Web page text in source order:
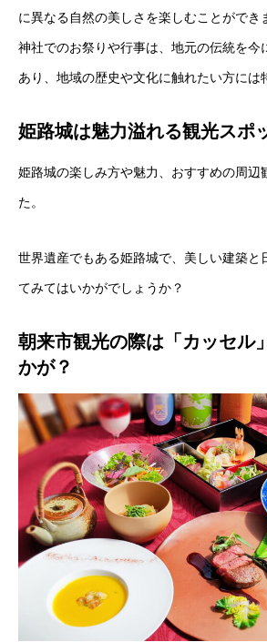
に異なる自然の美しさを楽しむことができ
神社でのお祭りや行事は、地元の伝統を今
あり、地域の歴史や文化に触れたい方には
姫路城は魅力溢れる観光スポ
姫路城の楽しみ方や魅力、おすすめの周辺
た。
世界遺産でもある姫路城で、美しい建築と
てみてはいかがでしょうか？
朝来市観光の際は「カッセル
かが？